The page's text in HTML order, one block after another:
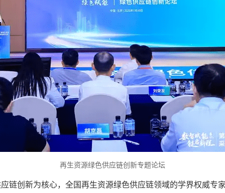
再生资源绿色供应链创新专题论坛
链创新为核心，全国再生资源绿色供应链领域的学界权威专